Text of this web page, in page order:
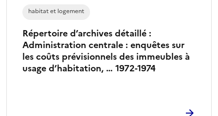
Répertoire d’archives détaillé :
Administration centrale : enquêtes sur
les coûts prévisionnels des immeubles à
usage d’habitation, … 1972-1974
habitat et logement